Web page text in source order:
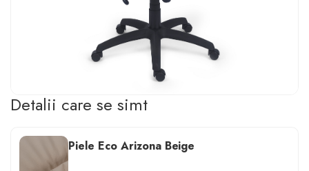
Detalii care se simt
Piele Eco Arizona Beige